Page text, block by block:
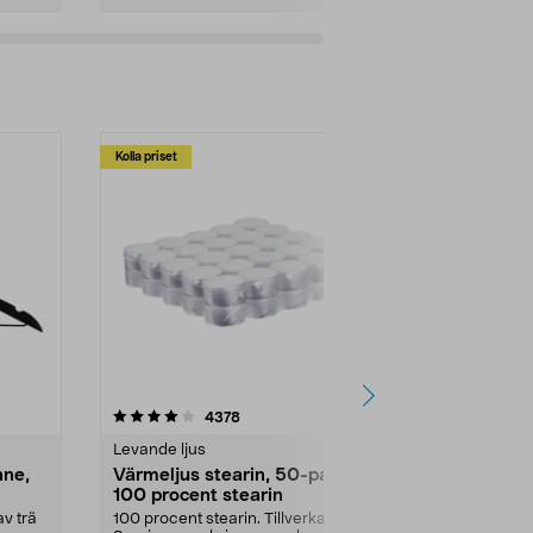
trä
Kolla priset
4378recensioner
Levande ljus
Värmeljus stearin, 50-pack,
100 procent stearin
100 procent stearin. Tillverkade i
4.5av 5 stjärnor